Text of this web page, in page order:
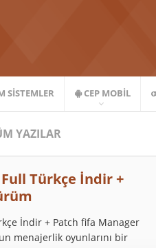
SISTEMLER CEP MOBIL
YAZILAR
Türkçe İndir +
İndir + Patch fifa Manager
menajerlik oyunlarını bir